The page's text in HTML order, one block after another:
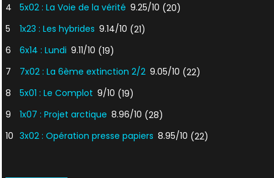
4
5x02 : La Voie de la vérité 9.25/10 (20)
5
1x23 : Les hybrides 9.14/10 (21)
6
6x14 : Lundi 9.11/10 (19)
7
7x02 : La 6ème extinction 2/2 9.05/10 (22)
8
5x01 : Le Complot 9/10 (19)
9
1x07 : Projet arctique 8.96/10 (28)
10 3x02 : Opération presse papiers 8.95/10 (22)